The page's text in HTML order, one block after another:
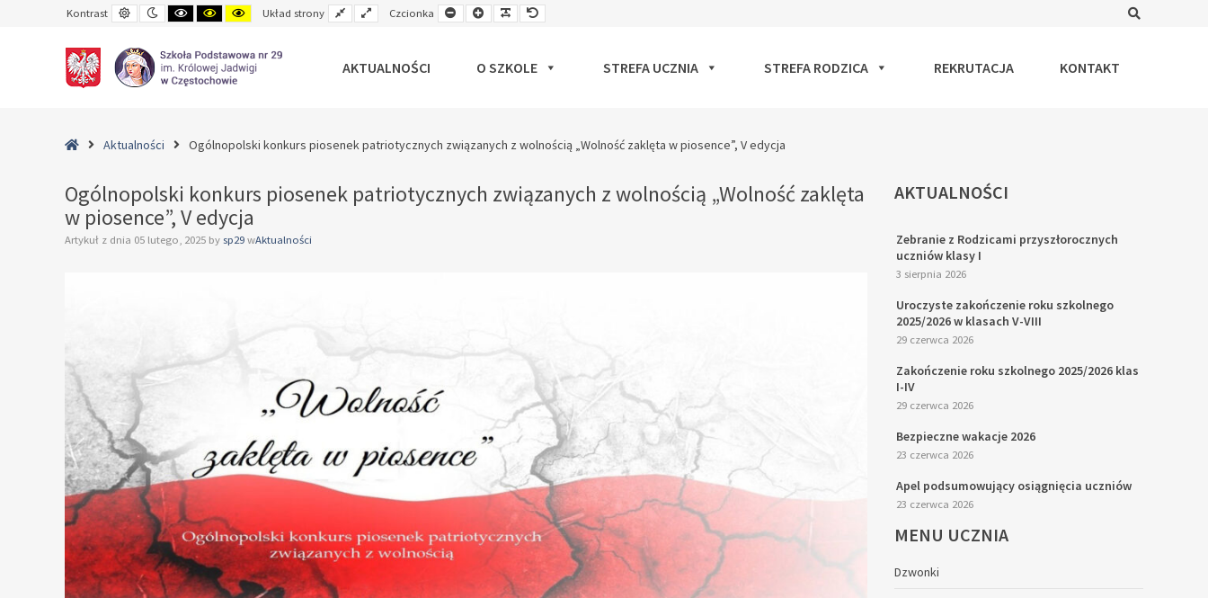
Ogólnopolski
patriotycznych
Kontrast
Default
contrast
Night
contrast
Black
and
Black
and
Yellow
and
Układ strony
Fixed
layout
Wide
layout
Czcionka
Smaller
Font
Larger
Font
Readable
Font
Default
Font
AKTUALNOŚCI O SZKOLE STREFA UCZNIA STREFA RODZICA REKRUTACJA KONTAKT
HomeAktualności Ogólnopolski konkurs piosenek patriotycznych związanych z wolnością „Wolność zaklęta w piosence”, V edycja
Ogólnopolski konkurs piosenek patriotycznych związanych z wolnością „Wolność zaklęta
w piosence”, V edycja
Artykuł z dnia 05 lutego, 2025 by sp29 wAktualności
AKTUALNOŚCI
Zebranie z Rodzicami przyszłorocznych
uczniów klasy I
3 sierpnia 2026
Uroczyste zakończenie roku szkolnego
2025/2026 w klasach V-VIII
29 czerwca 2026
Zakończenie roku szkolnego 2025/2026 klas
I-IV
29 czerwca 2026
Bezpieczne wakacje 2026
23 czerwca 2026
Apel podsumowujący osiągnięcia uczniów
23 czerwca 2026
MENU UCZNIA
Dzwonki